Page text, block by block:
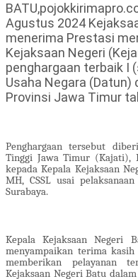
Agustus 2024
menerima Prestasi
Kejaksaan Negeri
penghargaan terbaik I
Usaha Negara (Datun)
Provinsi Jawa Timur
Penghargaan tersebut
Tinggi Jawa Timur (Kajati),
kepada Kepala Kejaksaan
MH, CSSL usai
Surabaya.
Kepala Kejaksaan Negeri
menyampaikan terima
memberikan pelayanan
Kejaksaan Negeri Batu